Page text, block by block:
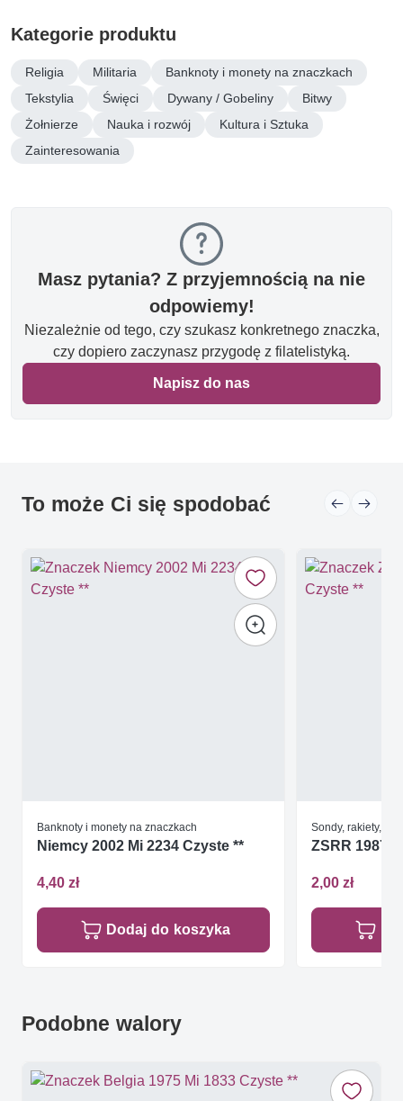
Kategorie produktu
Religia Militaria
Banknoty i monety na znaczkach
Tekstylia
Święci Dywany / Gobeliny
Bitwy
Żołnierze
Nauka i rozwój
Kultura i Sztuka
Zainteresowania
Masz pytania? Z przyjemnością na nie
odpowiemy!
Niezależnie od tego, czy szukasz konkretnego znaczka,
czy dopiero zaczynasz przygodę z filatelistyką.
Napisz do nas
To może Ci się spodobać
Banknoty i monety na znaczkach
Niemcy 2002 Mi 2234 Czyste **
4,40 zł
Dodaj do koszyka
Sondy, rakiety,
ZSRR 1987
2,00 zł
Podobne walory